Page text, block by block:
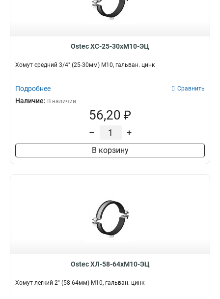
Ostec ХС-25-30хМ10-ЭЦ
Хомут средний 3/4" (25-30мм) М10, гальван. цинк
Подробнее Сравнить
Наличие: В наличии
56,20 ₽
– +
В корзину
Ostec ХЛ-58-64хМ10-ЭЦ
Хомут легкий 2" (58-64мм) М10, гальван. цинк